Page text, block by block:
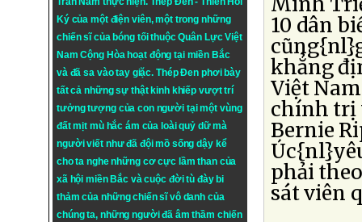
Ký của một điện viên, một trong những
chiến sĩ của bóng tối thuộc Quân Lực Việt
Nam Cộng Hòa hoạt động tại miền Bắc
và đã sa vào tay giặc. Thép Đen phơi bày
tất cả những sự thật kinh khiếp vượt trí
tưởng tượng của con người tại một vùng
đất mịt mù hắc ám của loài quỷ dữ mà
người viết như đã đội mồ sống dậy kể
cho ta nghe những cơ cực lầm than của
xã hội miền Bắc và cuộc đời tù đày bi
thảm của những chiến sĩ vô danh của
chúng ta, những người đã âm thầm chiến
10 dân
khẳng
Việt
chính trị
Bernie
phải
sát viên